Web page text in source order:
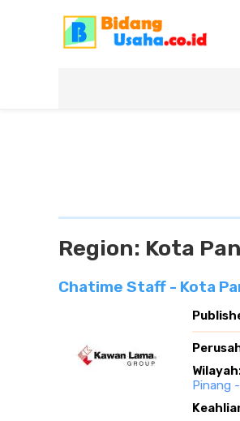
Region: Kota
Chatime Staff - Kota
Pinang